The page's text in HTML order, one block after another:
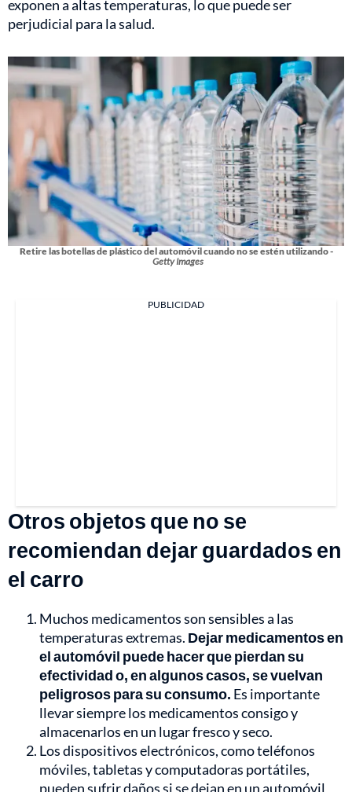
exponen a altas temperaturas, lo que puede ser
perjudicial para la salud.
Retire las botellas de plástico del automóvil cuando no se estén utilizando -
Getty Images
PUBLICIDAD
Otros objetos que no se
recomiendan dejar guardados en
el carro
Muchos medicamentos son sensibles a las
temperaturas extremas. Dejar medicamentos en
el automóvil puede hacer que pierdan su
efectividad o, en algunos casos, se vuelvan
peligrosos para su consumo. Es importante
llevar siempre los medicamentos consigo y
almacenarlos en un lugar fresco y seco.
Los dispositivos electrónicos, como teléfonos
móviles, tabletas y computadoras portátiles,
pueden sufrir daños si se dejan en un automóvil